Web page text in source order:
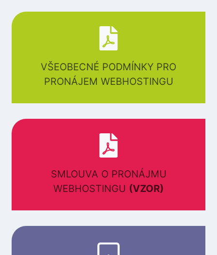
VŠEOBECNÉ PODMÍNKY PRO
PRONÁJEM WEBHOSTINGU
SMLOUVA O PRONÁJMU
WEBHOSTINGU (VZOR)